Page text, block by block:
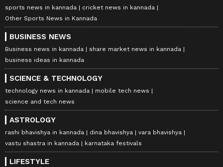
sports news in kannada
cricket news in kannada
Other Sports News in Kannada
BUSINESS NEWS
Business news in kannada
share market news in kannada
business ideas in kannada
SCIENCE & TECHNOLOGY
technology news in kannada
mobile tech news
science and tech news
ASTROLOGY
rashi bhavishya in kannada dina bhavishya
vara bhavishya
vastu shastra in kannada
karnataka festivals
LIFESTYLE